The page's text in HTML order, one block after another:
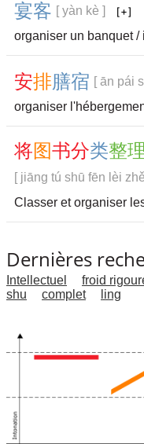
宴客 [ yàn kè ]
organiser un banquet
安排膳宿 [ ān pái
organiser
将图书分类整理
[ jiāng tú shū fēn lèi
Classer et organiser
Dernières
Intellectuel froid
shu
complet ling